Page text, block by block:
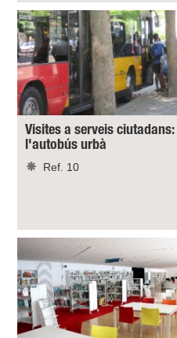
Visites a serveis ciutadans:
l'autobús urbà
Ref. 10